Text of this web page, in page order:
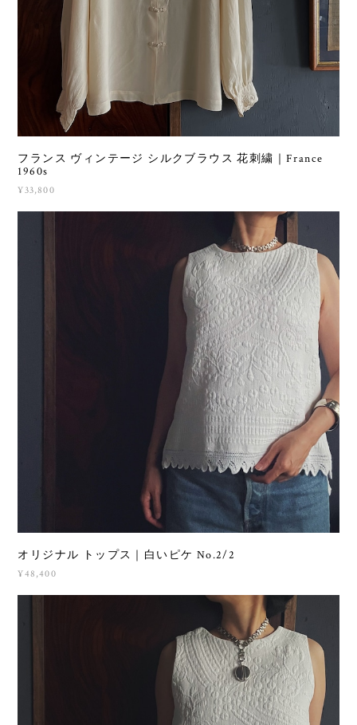
フランス ヴィンテージ シルクブラウス 花刺繍｜France
1960s
¥33,800
オリジナル トップス｜白いピケ No.2/2
¥48,400